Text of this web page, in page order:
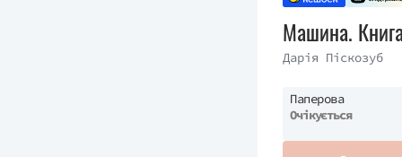
Машина.
Дарія Піскозуб
Паперова
Очікується